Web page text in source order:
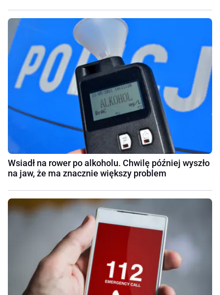
Wsiadł na rower po alkoholu. Chwilę później wyszło
na jaw, że ma znacznie większy problem